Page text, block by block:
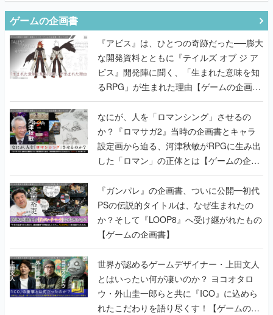
ゲームの企画書
『アビス』は、ひとつの奇跡だった──膨大
な開発資料とともに『テイルズ オブ ジ ア
ビス』開発陣に聞く、「生まれた意味を知
るRPG」が生まれた理由【ゲームの企画
書】
なにが、人を「ロマンシング」させるの
か？『ロマサガ2』当時の企画書とキャラ
設定画から迫る、河津秋敏がRPGに生み出
した「ロマン」の正体とは【ゲームの企画
書】
『ガンパレ』の企画書、ついに公開━初代
PSの伝説的タイトルは、なぜ生まれたの
か？そして『LOOP8』へ受け継がれたもの
【ゲームの企画書】
世界が認めるゲームデザイナー・上田文人
とはいったい何が凄いのか？ ヨコオタロ
ウ・外山圭一郎らと共に『ICO』に込めら
れたこだわりを語り尽くす！【ゲームの企